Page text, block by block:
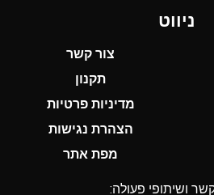
ניווט
צור קשר
תקנון
מדיניות פרטיות
הצהרת נגישות
מפת אתר
ושיתופי פעולה: